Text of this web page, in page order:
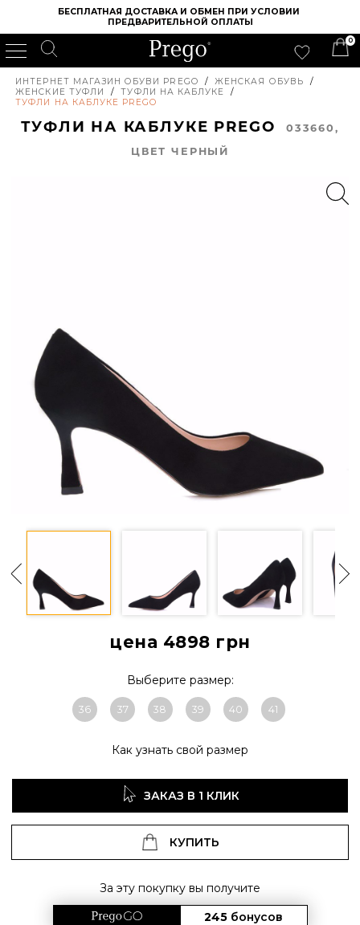
БЕСПЛАТНАЯ ДОСТАВКА И ОБМЕН ПРИ УСЛОВИИ
ПРЕДВАРИТЕЛЬНОЙ ОПЛАТЫ
0
ИНТЕРНЕТ МАГАЗИН ОБУВИ PREGO / ЖЕНСКАЯ ОБУВЬ
/
ЖЕНСКИЕ ТУФЛИ
/ ТУФЛИ НА КАБЛУКЕ
/
ТУФЛИ НА КАБЛУКЕ PREGO
ТУФЛИ НА КАБЛУКЕ PREGO
033660,
ЦВЕТ ЧЕРНЫЙ
цена 4898 грн
Выберите размер:
36 37 38 39 40 41
Как узнать свой размер
ЗАКАЗ В 1 КЛИК
КУПИТЬ
За эту покупку вы получите
245 бонусов